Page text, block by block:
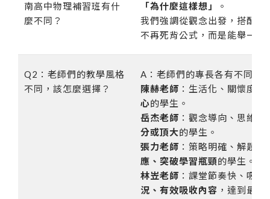
南高中物理補習班有什
麼不同？
「為什麼這樣想」
。
我們強調從觀念出發，搭配
不再死背公式，而是能舉一
Q2：老師們的教學風格
不同，該怎麼選擇？
A：老師們的專長各有不同。
陳赫老師 ：生活化、關懷度高
心的學生。
岳杰老師 ：觀念導向、思維縱
分或頂大的學生。
張力老師 ：策略明確、解題
應、突破學習瓶頸的學生。
林岦老師 ：課堂節奏快、吸
況、有效吸收內容 ，達到最